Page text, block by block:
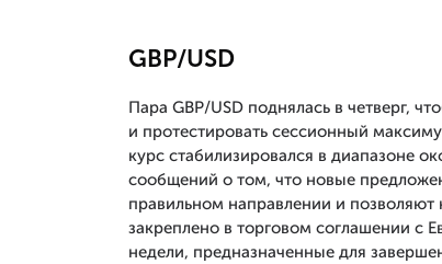
GBP/USD
Пара GBP/USD поднялась в четверг,
и протестировать сессионный
курс стабилизировался в диапазоне
сообщений о том, что новые
правильном направлении и
закреплено в торговом соглашении с
недели, предназначенные для